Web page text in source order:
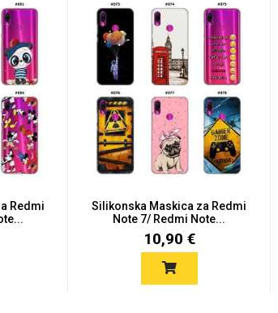
Redmi
Silikonska Maskica za Redmi
Note 7/ Redmi Note...
10,90 €